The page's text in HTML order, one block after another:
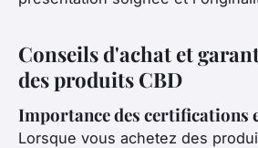
Conseils d'achat et
des produits CBD
Importance des certifications
Lorsque vous achetez des